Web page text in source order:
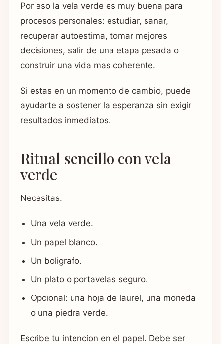
Por eso la vela verde es muy buena para
procesos personales: estudiar, sanar,
recuperar autoestima, tomar mejores
decisiones, salir de una etapa pesada o
construir una vida mas coherente.
Si estas en un momento de cambio, puede
ayudarte a sostener la esperanza sin exigir
resultados inmediatos.
Ritual sencillo con vela
verde
Necesitas:
Una vela verde.
Un papel blanco.
Un boligrafo.
Un plato o portavelas seguro.
Opcional: una hoja de laurel, una moneda
o una piedra verde.
Escribe tu intencion en el papel. Debe ser